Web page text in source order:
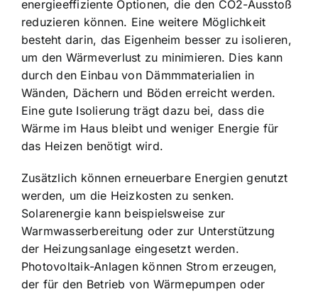
energieeffiziente Optionen, die den CO2-Ausstoß
reduzieren können. Eine weitere Möglichkeit
besteht darin, das Eigenheim besser zu isolieren,
um den Wärmeverlust zu minimieren. Dies kann
durch den Einbau von Dämmmaterialien in
Wänden, Dächern und Böden erreicht werden.
Eine gute Isolierung trägt dazu bei, dass die
Wärme im Haus bleibt und weniger Energie für
das Heizen benötigt wird.
Zusätzlich können erneuerbare Energien genutzt
werden, um die Heizkosten zu senken.
Solarenergie kann beispielsweise zur
Warmwasserbereitung oder zur Unterstützung
der Heizungsanlage eingesetzt werden.
Photovoltaik-Anlagen können Strom erzeugen,
der für den Betrieb von Wärmepumpen oder